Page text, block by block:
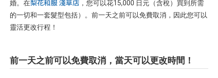
婚。在梨花和服 淺草店 ，您可以花15,000 日元（含稅）買到所需
的一切和一套髮型包括）。前一天之前可以免費取消，因此您可以
靈活更改行程！
前一天之前可以免費取消，當天可以更改時間！